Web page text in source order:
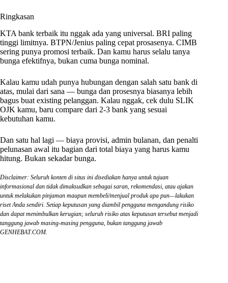
Ringkasan
KTA bank terbaik itu nggak ada yang universal. BRI paling
tinggi limitnya. BTPN/Jenius paling cepat prosasenya. CIMB
sering punya promosi terbaik. Dan kamu harus selalu tanya
bunga efektifnya, bukan cuma bunga nominal.
Kalau kamu udah punya hubungan dengan salah satu bank di
atas, mulai dari sana — bunga dan prosesnya biasanya lebih
bagus buat existing pelanggan. Kalau nggak, cek dulu SLIK
OJK kamu, baru compare dari 2-3 bank yang sesuai
kebutuhan kamu.
Dan satu hal lagi — biaya provisi, admin bulanan, dan penalti
pelunasan awal itu bagian dari total biaya yang harus kamu
hitung. Bukan sekadar bunga.
Disclaimer: Seluruh konten di situs ini disediakan hanya untuk tujuan
informasional dan tidak dimaksudkan sebagai saran, rekomendasi, atau ajakan
untuk melakukan pinjaman maupun membeli/menjual produk apa pun—lakukan
riset Anda sendiri. Setiap keputusan yang diambil pengguna mengandung risiko
dan dapat menimbulkan kerugian; seluruh risiko atas keputusan tersebut menjadi
tanggung jawab masing-masing pengguna, bukan tanggung jawab
GENHEBAT.COM.